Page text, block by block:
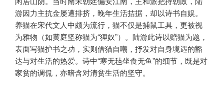
游因力主抗金屡遭排挤，晚年生活拮据，却以诗书自娱。
养猫在宋代文人中颇为流行，猫不仅是捕鼠工具，更被视
为雅物（如黄庭坚称猫为“狸奴”）。陆游此诗以赠猫为题，
表面写猫护书之功，实则借猫自嘲，抒发对自身境遇的豁
达与对生活的热爱。诗中“寒无毡坐食无鱼”的细节，既是对
家贫的调侃，亦暗含对清贫生活的坚守。